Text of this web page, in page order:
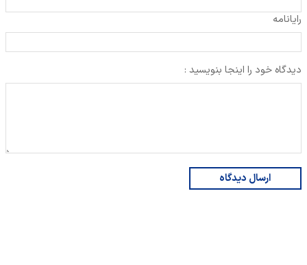
رایانامه
دیدگاه خود را اینجا بنویسید :
ارسال دیدگاه